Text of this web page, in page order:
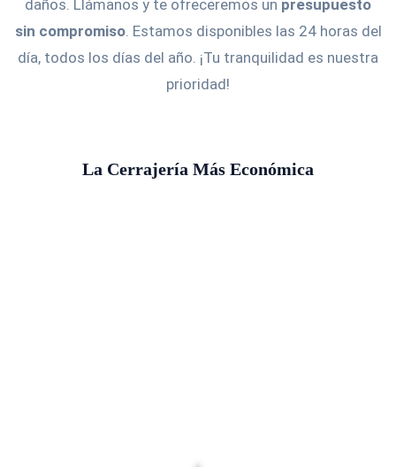
daños. Llámanos y te ofreceremos un presupuesto
sin compromiso. Estamos disponibles las 24 horas del
día, todos los días del año. ¡Tu tranquilidad es nuestra
prioridad!
La Cerrajería Más Económica